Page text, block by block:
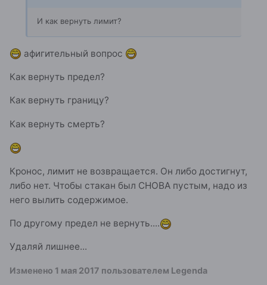
И как вернуть лимит?
афигительный вопрос
Как вернуть предел?
Как вернуть границу?
Как вернуть смерть?
Кронос, лимит не возвращается. Он либо достигнут,
либо нет. Чтобы стакан был СНОВА пустым, надо из
него вылить содержимое.
По другому предел не вернуть....
Удаляй лишнее...
Изменено 1 мая 2017 пользователем Legenda